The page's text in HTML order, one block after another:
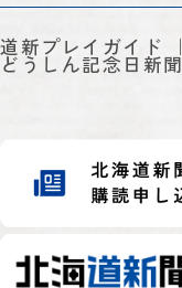
道新プレイガイド
どうしん記念日新聞